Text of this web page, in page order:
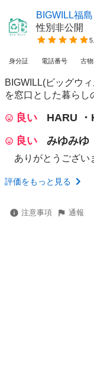
BIGWILL福島
性別非公開
身分証 電話番号 古
BIGWILL(ビッグウ
を窓口とした暮らし
良い
HARU ・
良い
みゆみゆ
ありがとうござい
評価をもっと見る
注意事項 通報